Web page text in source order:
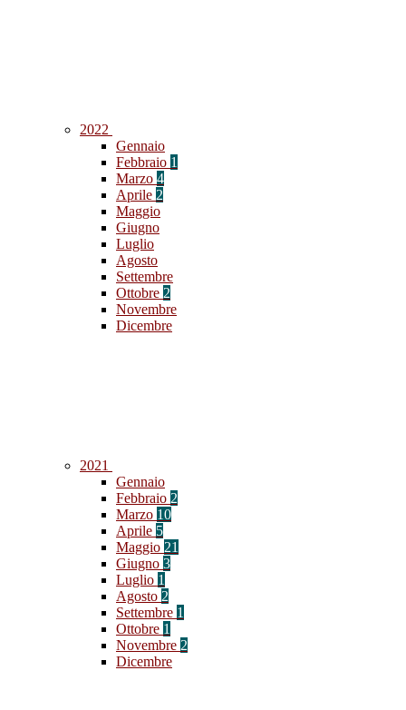
2022
Gennaio
Febbraio 1
Marzo 4
Aprile 2
Maggio
Giugno
Luglio
Agosto
Settembre
Ottobre 2
Novembre
Dicembre
2021
Gennaio
Febbraio 2
Marzo 10
Aprile 5
Maggio 21
Giugno 3
Luglio 1
Agosto 2
Settembre 1
Ottobre 1
Novembre 2
Dicembre